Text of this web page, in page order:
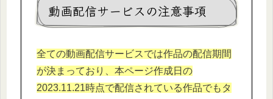
動画配信サービスの注意事項
全ての動画配信サービスでは作品の配信期間
が決まっており、本ページ作成日の
2023.11.21時点で配信されている作品でもタ